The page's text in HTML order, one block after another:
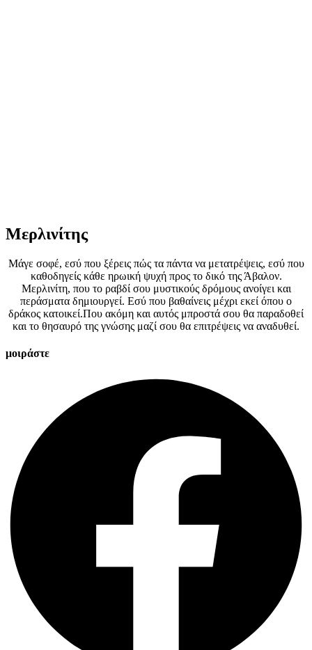
Μερλινίτης
Μάγε σοφέ, εσύ που ξέρεις πώς τα πάντα να μετατρέψεις, εσύ που
καθοδηγείς κάθε ηρωική ψυχή προς το δικό της Άβαλον.
Μερλινίτη, που το ραβδί σου μυστικούς δρόμους ανοίγει και
περάσματα δημιουργεί. Εσύ που βαθαίνεις μέχρι εκεί όπου ο
δράκος κατοικεί.Που ακόμη και αυτός μπροστά σου θα παραδοθεί
και το θησαυρό της γνώσης μαζί σου θα επιτρέψεις να αναδυθεί.
μοιράστε